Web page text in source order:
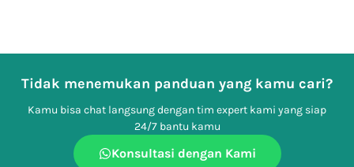
Tidak menemukan panduan yang kamu cari?
Kamu bisa chat langsung dengan tim expert kami yang siap
24/7 bantu kamu
Konsultasi dengan Kami